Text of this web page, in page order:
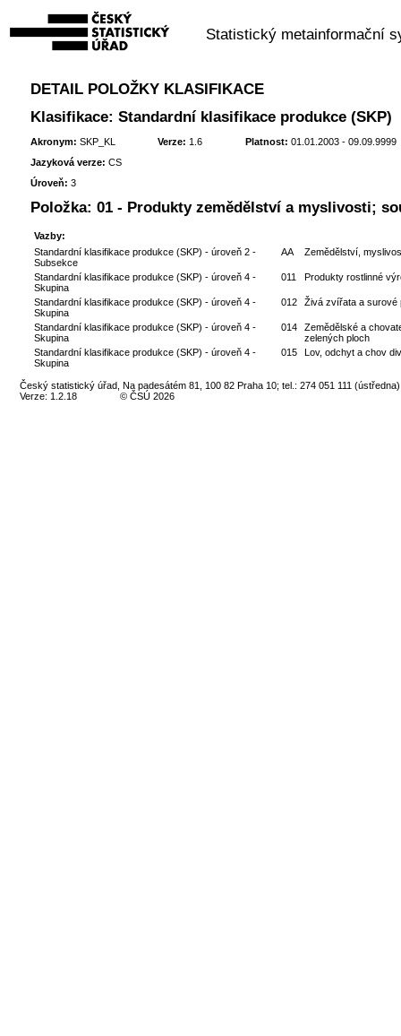
Statistický metainformační
DETAIL POLOŽKY KLASIFIKACE
Klasifikace: Standardní klasifikace produkce (SKP)
Akronym: SKP_KL Verze: 1.6 Platnost: 01.01.2003 - 09.09.9999
Jazyková verze: CS
Úroveň: 3
Položka: 01 - Produkty zemědělství a myslivosti;
Vazby:
Standardní klasifikace produkce (SKP) - úroveň 2 -
Subsekce
AA Zemědělství,
Standardní klasifikace produkce (SKP) - úroveň 4 -
Skupina
011 Produkty rostlinné
Standardní klasifikace produkce (SKP) - úroveň 4 -
Skupina
012 Živá zvířata a surové
Standardní klasifikace produkce (SKP) - úroveň 4 -
Skupina
014
Zemědělské a
zelených ploch
Standardní klasifikace produkce (SKP) - úroveň 4 -
Skupina
015 Lov, odchyt a chov
Český statistický úřad, Na padesátém 81, 100 82 Praha 10; tel.: 274 051 111 (ústředna)
Verze: 1.2.18
© ČSÚ 2026